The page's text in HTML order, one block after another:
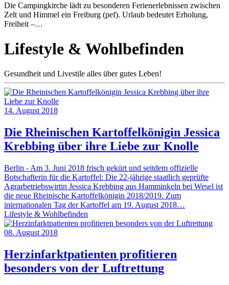
Die Campingkirche lädt zu besonderen Ferienerlebnissen zwischen
Zelt und Himmel ein Freiburg (pef). Urlaub bedeutet Erholung,
Freiheit –…
Lifestyle & Wohlbefinden
Gesundheit und Livestile alles über gutes Leben!
14. August 2018
Die Rheinischen Kartoffelkönigin Jessica
Krebbing über ihre Liebe zur Knolle
Berlin - Am 3. Juni 2018 frisch gekürt und seitdem offizielle
Botschafterin für die Kartoffel: Die 22-jährige staatlich geprüfte
Agrarbetriebswirtin Jessica Krebbing aus Hamminkeln bei Wesel ist
die neue Rheinische Kartoffelkönigin 2018/2019. Zum
internationalen Tag der Kartoffel am 19. August 2018…
Lifestyle & Wohlbefinden
08. August 2018
Herzinfarktpatienten profitieren
besonders von der Luftrettung